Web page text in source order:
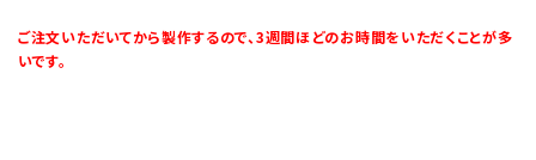
ご注文いただいてから製作するので、3週間ほどのお時間をいただくことが多
いです。